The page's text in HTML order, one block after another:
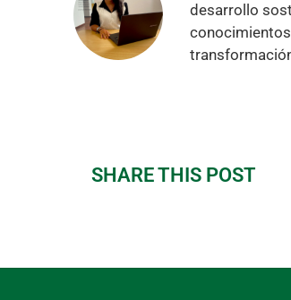
desarrollo
SHARE THIS POST